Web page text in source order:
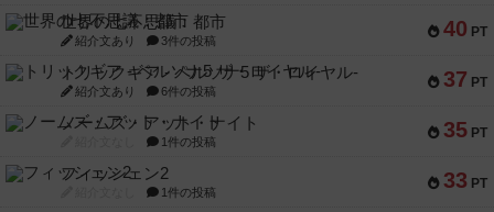
40 PT
世界の七不思議：都市
紹介文あり 3件の投稿
37 PT
トリックギア - ペルソナ5 ザ・ロイヤル-
紹介文あり 6件の投稿
35 PT
ノームズ・アット・ナイト
1件の投稿
33 PT
フィッシェン2
1件の投稿